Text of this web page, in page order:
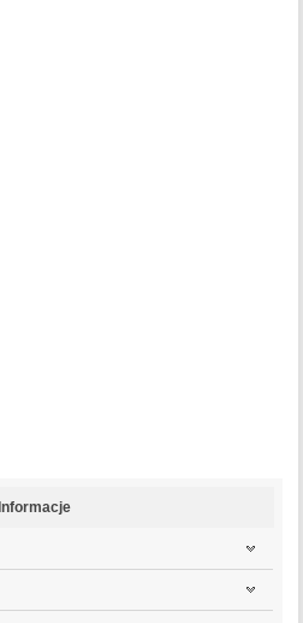
Informacje